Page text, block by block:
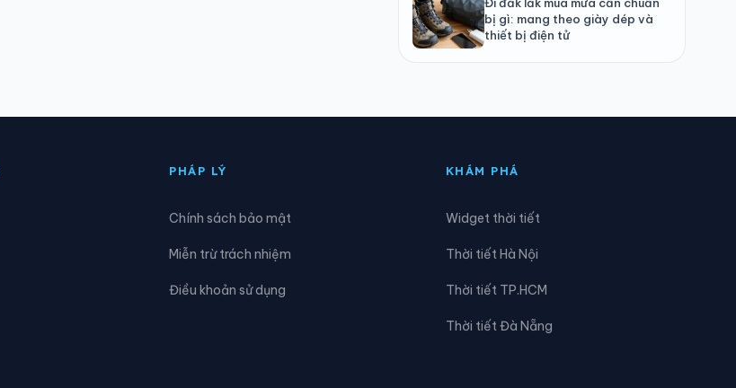
bị gì: mang theo giày dép và
thiết bị điện tử
PHÁP LÝ
Chính sách bảo mật
Miễn trừ trách nhiệm
Điều khoản sử dụng
KHÁM PHÁ
Widget thời tiết
Thời tiết Hà Nội
Thời tiết TP.HCM
Thời tiết Đà Nẵng